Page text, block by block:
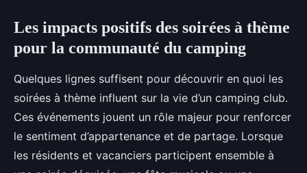
Les impacts positifs des soirées à thème
pour la communauté du camping
Quelques lignes suffisent pour découvrir en quoi les
soirées à thème influent sur la vie d’un camping club.
Ces événements jouent un rôle majeur pour renforcer
le sentiment d’appartenance et de partage. Lorsque
les résidents et vacanciers participent ensemble à